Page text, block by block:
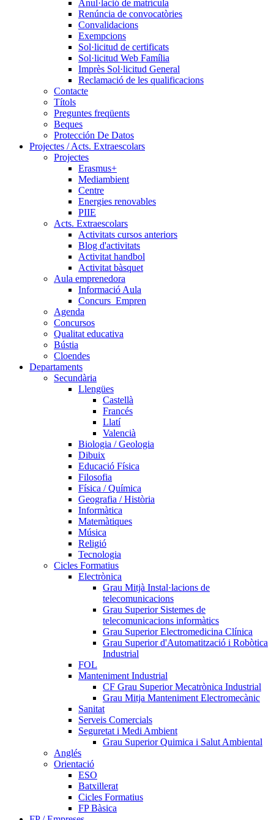
Anul·lació de matrícula
Renúncia de convocatòries
Convalidacions
Exempcions
Sol·licitud de certificats
Sol·licitud Web Família
Imprès Sol·licitud General
Reclamació de les qualificacions
Contacte
Títols
Preguntes freqüents
Beques
Protección De Datos
Projectes / Acts. Extraescolars
Projectes
Erasmus+
Mediambient
Centre
Energies renovables
PIIE
Acts. Extraescolars
Activitats cursos anteriors
Blog d'activitats
Activitat handbol
Activitat bàsquet
Aula emprenedora
Informació Aula
Concurs_Empren
Agenda
Concursos
Qualitat educativa
Bústia
Cloendes
Departaments
Secundària
Llengües
Castellà
Francés
Llatí
Valencià
Biologia / Geologia
Dibuix
Educació Física
Filosofia
Física / Química
Geografia / Història
Informàtica
Matemàtiques
Música
Religió
Tecnologia
Cicles Formatius
Electrònica
Grau Mitjà Instal·lacions de
telecomunicacions
Grau Superior Sistemes de
telecomunicacions informàtics
Grau Superior Electromedicina Clínica
Grau Superior d'Automatització i Robòtica
Industrial
FOL
Manteniment Industrial
CF Grau Superior Mecatrònica Industrial
Grau Mitja Manteniment Electromecànic
Sanitat
Serveis Comercials
Seguretat i Medi Ambient
Grau Superior Quimica i Salut Ambiental
Anglés
Orientació
ESO
Batxillerat
Cicles Formatius
FP Bàsica